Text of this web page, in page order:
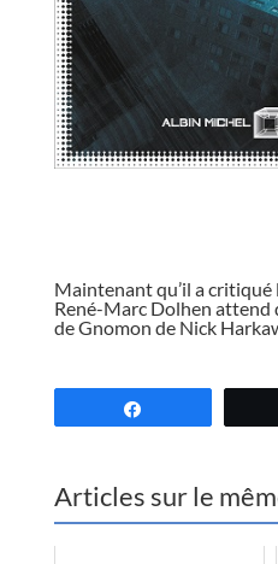
Maintenant qu’il a critiqué
René-Marc Dolhen attend
de Gnomon de Nick
Articles sur le